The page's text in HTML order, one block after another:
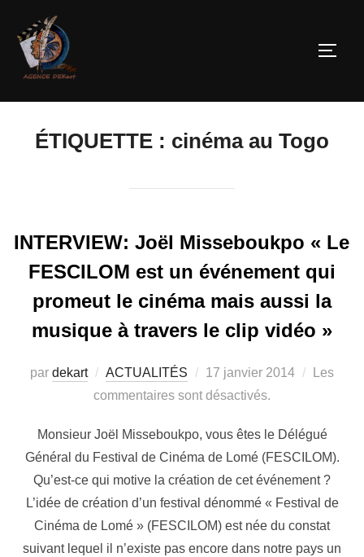
ÉTIQUETTE : cinéma au Togo
INTERVIEW: Joël Misseboukpo « Le
FESCILOM est un événement qui
promeut le cinéma mais aussi la
musique à travers le clip vidéo »
par dekart ACTUALITÉS 17 janvier 2014
Les
commentaires sont désactivés.
Monsieur Joël Misseboukpo, vous êtes le Délégué
Général du Festival de Cinéma de Lomé (FESCILOM).
Qu’est-ce qui motive la création de cet événement ?
L’idée de création d’un festival dénommé « Festival de
Cinéma de Lomé » (FESCILOM) est née du constat
suivant lequel il n’existe pas encore dans notre pays un